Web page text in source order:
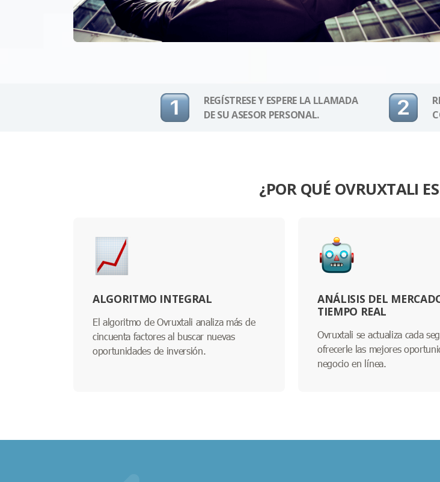
REGÍSTRESE Y ESPERE LA LLAMADA
DE SU ASESOR PERSONAL.
¿POR QUÉ OVRUXTALI
ALGORITMO INTEGRAL
El algoritmo de Ovruxtali analiza más de
cincuenta factores al buscar nuevas
oportunidades de inversión.
ANÁLISIS DEL
TIEMPO REAL
Ovruxtali se actualiza cada
ofrecerle las mejores
negocio en línea.